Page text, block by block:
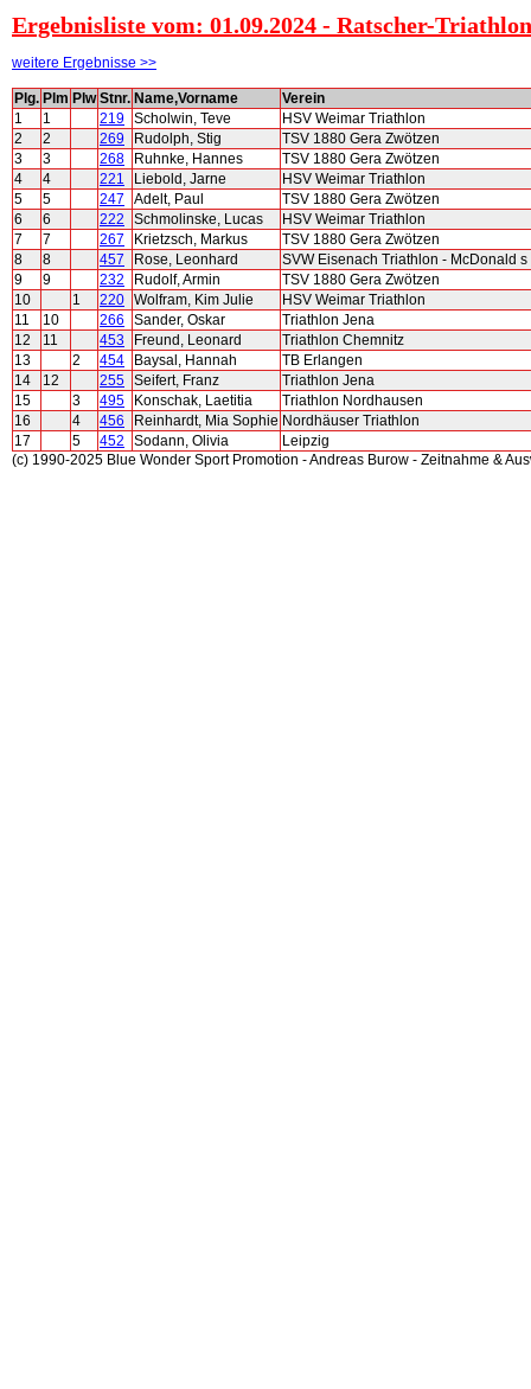
Ergebnisliste vom: 01.09.2024 - Ratscher-
weitere Ergebnisse >>
Plg. Plm Plw Stnr. Name,Vorname
Verein
1
1 219 Scholwin, Teve
HSV Weimar Triathlon
2
2 269 Rudolph, Stig
TSV 1880 Gera Zwötzen
3
3 268 Ruhnke, Hannes
TSV 1880 Gera Zwötzen
4
4 221 Liebold, Jarne
HSV Weimar Triathlon
5
5 247 Adelt, Paul
TSV 1880 Gera Zwötzen
6
6 222 Schmolinske, Lucas
HSV Weimar Triathlon
7
7 267 Krietzsch, Markus
TSV 1880 Gera Zwötzen
8
8 457 Rose, Leonhard
SVW Eisenach Triathlon - McDonald
9
9 232 Rudolf, Armin
TSV 1880 Gera Zwötzen
10
1 220 Wolfram, Kim Julie
HSV Weimar Triathlon
11
10 266 Sander, Oskar
Triathlon Jena
12
11 453 Freund, Leonard
Triathlon Chemnitz
13
2 454 Baysal, Hannah
TB Erlangen
14
12 255 Seifert, Franz
Triathlon Jena
15
3 495 Konschak, Laetitia
Triathlon Nordhausen
16
4 456 Reinhardt, Mia Sophie Nordhäuser Triathlon
17
5 452 Sodann, Olivia
Leipzig
(c) 1990-2025 Blue Wonder Sport Promotion - Andreas Burow - Zeitnahme &